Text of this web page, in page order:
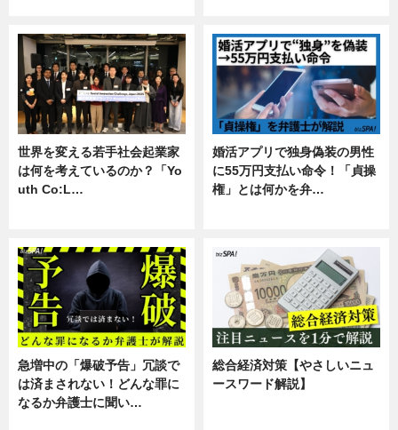
世界を変える若手社会起業家
は何を考えているのか？「Yo
uth Co:L…
婚活アプリで独身偽装の男性
に55万円支払い命令！「貞操
権」とは何かを弁…
急増中の「爆破予告」冗談で
は済まされない！どんな罪に
なるか弁護士に聞い…
総合経済対策【やさしいニュ
ースワード解説】